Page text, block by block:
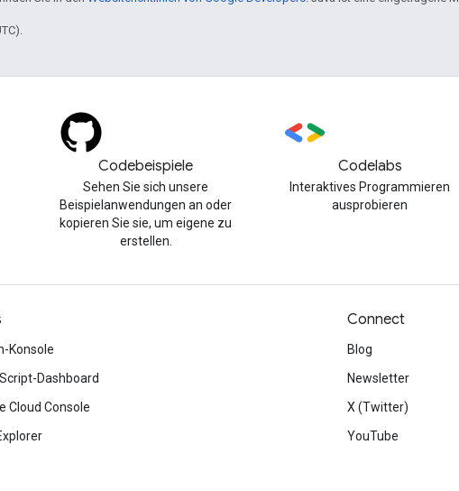
Codebeispiele
Sehen Sie sich unsere
Beispielanwendungen an oder
kopieren Sie sie, um eigene zu
erstellen.
Codelabs
Interaktives Programmieren
ausprobieren
Konsole
Dashboard
Cloud Console
Connect
Blog
Newsletter
X (Twitter)
YouTube